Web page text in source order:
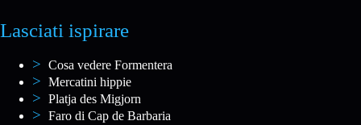
Lasciati ispirare
Cosa vedere Formentera
Mercatini hippie
Platja des Migjorn
Faro di Cap de Barbaria